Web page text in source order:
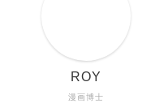
漫画博士
ROY